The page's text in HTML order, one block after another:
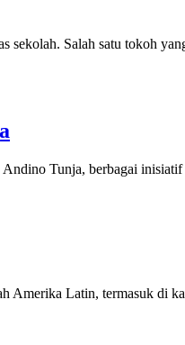
sekolah. Salah satu tokoh
Tunja, berbagai
Amerika Latin, termasuk di